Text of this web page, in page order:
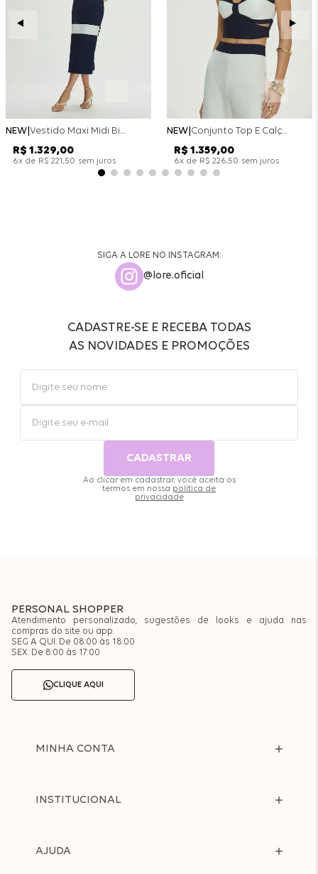
NEW Vestido Maxi Midi Bicolor Alfaitaria Navy - Marinho
R$ 1 .329,00
6x de R$ 221,50 sem juros
NEW Conjunto Top E Calça Wide Leg Bicolor Alfaitaria - Off White
R$ 1 .359,00
6x de R$ 226,50 sem juros
SIGA A LORE NO INSTAGRAM:
@lore.oficial
CADASTRE-SE E RECEBA TODAS
AS NOVIDADES E PROMOÇÕES
CADASTRAR
Ao clicar em cadastrar, você aceita os
termos em nossa política de
privacidade
PERSONAL SHOPPER
Atendimento personalizado, sugestões de looks e ajuda nas
compras do site ou app.
SEG A QUI: De 08:00 às 18:00
SEX: De 8:00 às 17:00
CLIQUE AQUI
MINHA CONTA
INSTITUCIONAL
AJUDA